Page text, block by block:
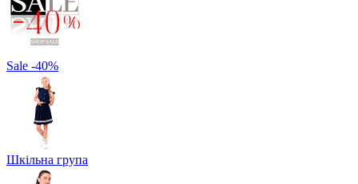
Sale -40%
Шкільна група